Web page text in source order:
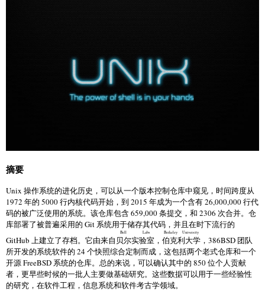
摘要
Unix 操作系统的进化历史，可以从一个版本控制仓库中窥见，时间跨度从
1972 年的 5000 行内核代码开始，到 2015 年成为一个含有 26,000,000 行代
码的被广泛使用的系统。该仓库包含 659,000 条提交，和 2306 次合并。仓
库部署了被普遍采用的 Git 系统用于储存其代码，并且在时下流行的
GitHub 上建立了存档。它由来自 贝尔实验室
Bell Labs
， 伯克利大学
Berkeley University
，386BSD 团队
所开发的系统软件的 24 个快照综合定制而成，这包括两个老式仓库和一个
开源 FreeBSD 系统的仓库。总的来说，可以确认其中的 850 位个人贡献
者，更早些时候的一批人主要做基础研究。这些数据可以用于一些经验性
的研究，在软件工程，信息系统和软件考古学领域。